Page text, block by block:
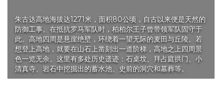
朱古达高地海拔达1271米，面积80公顷，自古以来便是天然的
防御工事。在抵抗罗马军队时，柏柏尔王子曾带领军队固守于
此。高地四周是悬崖绝壁，环绕着一望无际的麦田与丘陵。若
想登上高地，就要在山石上凿刻出一道阶梯，高地之上四周景
色一览无余。这里有多处历史遗迹：石桌坟、拜占庭拱门、小
清真寺、岩石中挖掘出的蓄水池、史前的洞穴和墓葬等。